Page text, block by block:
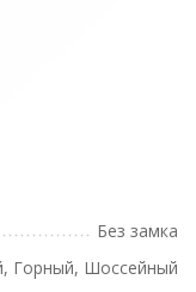
Без замка
Горный, Шоссейный